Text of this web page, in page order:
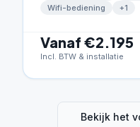
Wifi-bediening
+1
Vanaf €2.195
Incl. BTW & installatie
Bekijk het